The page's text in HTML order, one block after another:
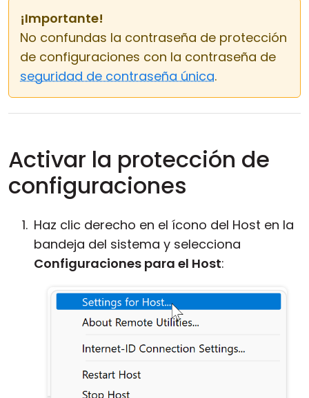
¡Importante!
No confundas la contraseña de protección
de configuraciones con la contraseña de
seguridad de contraseña única.
Activar la protección de
configuraciones
Haz clic derecho en el ícono del Host en la
bandeja del sistema y selecciona
Configuraciones para el Host: